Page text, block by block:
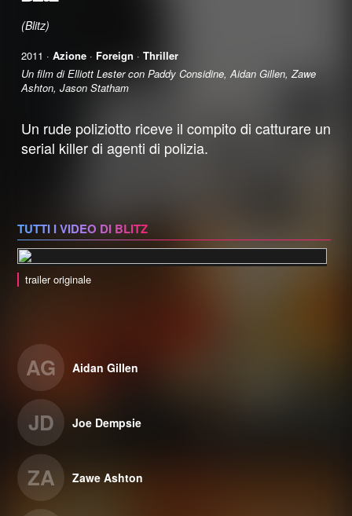
(Blitz)
2011 · Azione· Foreign· Thriller
Un film di Elliott Lester con Paddy Considine, Aidan Gillen, Zawe
Ashton, Jason Statham
Un rude poliziotto riceve il compito di catturare un
serial killer di agenti di polizia.
TUTTI I VIDEO DI BLITZ
trailer originale
AG Aidan Gillen
JD Joe Dempsie
ZA Zawe Ashton